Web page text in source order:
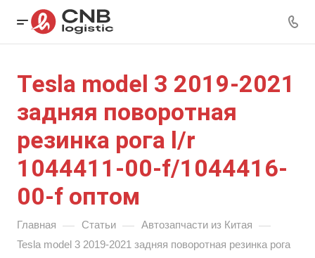
Tesla model 3 2019-2021
задняя поворотная
резинка рога l/r
1044411-00-f/1044416-
00-f оптом
Главная — Статьи — Автозапчасти из Китая —
Tesla model 3 2019-2021 задняя поворотная резинка рога